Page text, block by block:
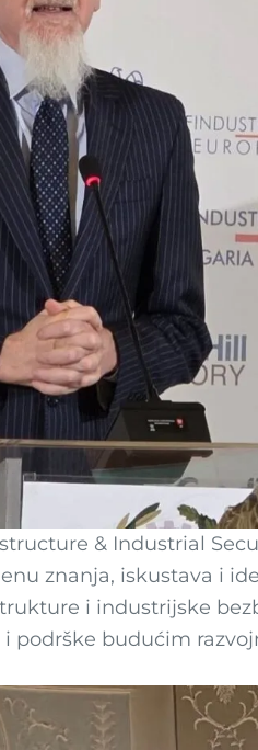
& Industrial
znanja, iskustava i
i industrijske
podrške budućim